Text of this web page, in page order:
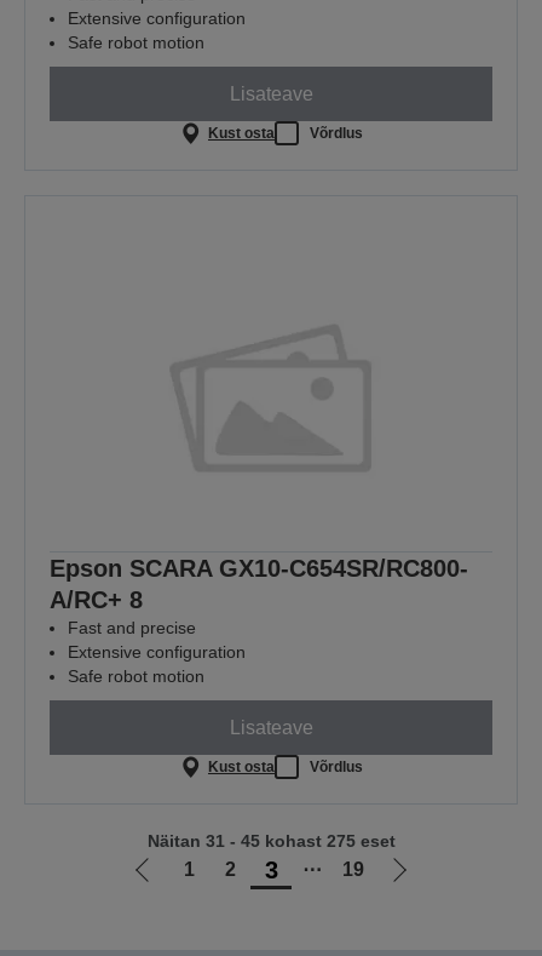
Extensive configuration
Safe robot motion
Lisateave
Kust osta Võrdlus
Epson SCARA GX10-C654SR/RC800-
A/RC+ 8
Fast and precise
Extensive configuration
Safe robot motion
Lisateave
Kust osta Võrdlus
Liigu
1 2 3 ⋯ 19
Liigu
Näitan 31 - 45 kohast 275 eset